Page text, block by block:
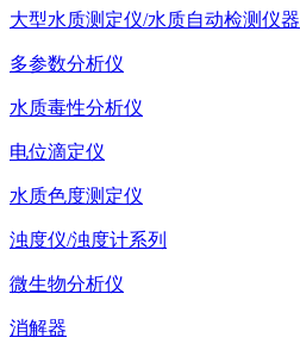
大型水质测定仪/水质自动检测仪器
多参数分析仪
水质毒性分析仪
电位滴定仪
水质色度测定仪
浊度仪/浊度计系列
微生物分析仪
消解器